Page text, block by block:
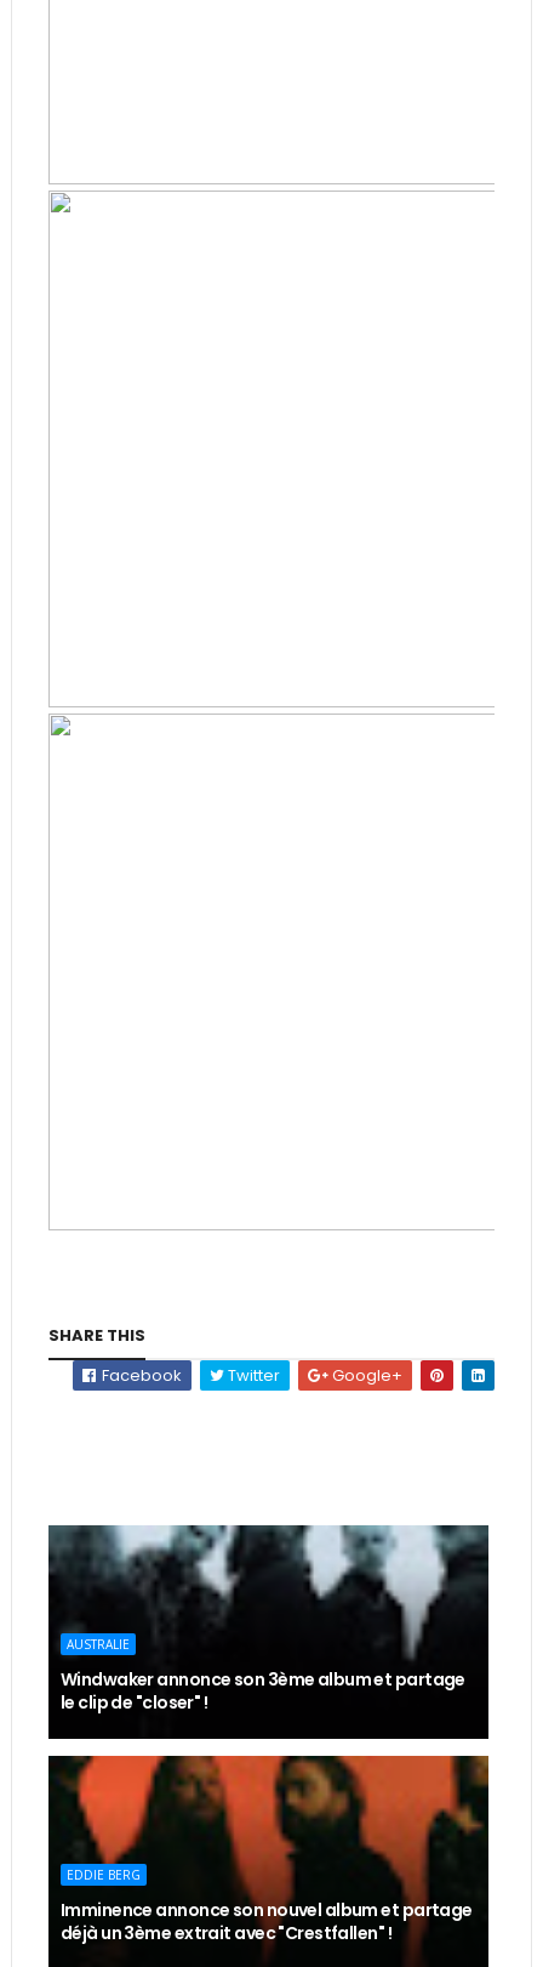
SHARE THIS
Facebook
Twitter Google+
AUSTRALIE
Windwaker annonce son 3ème album et partage
le clip de "closer" !
EDDIE BERG
Imminence annonce son nouvel album et partage
déjà un 3ème extrait avec "Crestfallen" !